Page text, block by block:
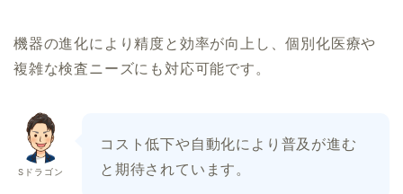
機器の進化により精度と効率が向上し、個別化医療や
複雑な検査ニーズにも対応可能です。
Sドラゴン
コスト低下や自動化により普及が進む
と期待されています。